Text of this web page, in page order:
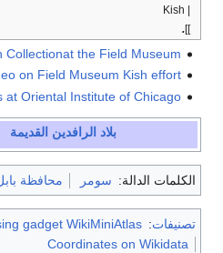
| Kish
]]
.
Collectionat the Field Museum
on Field Museum Kish effort
at Oriental Institute of Chicago
بلاد الرافدين القديمة
الكلمات الدالة: سومر محافظة
تصنيفات:
gadget WikiMiniAtlas
Coordinates on Wikidata